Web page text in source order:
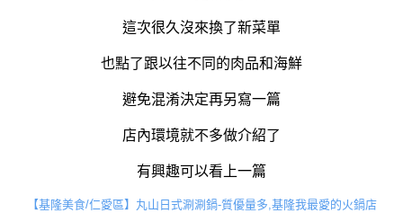
這次很久沒來換了新菜單
也點了跟以往不同的肉品和海鮮
避免混淆決定再另寫一篇
店內環境就不多做介紹了
有興趣可以看上一篇
【基隆美食/仁愛區】丸山日式涮涮鍋-質優量多,基隆我最愛的火鍋店